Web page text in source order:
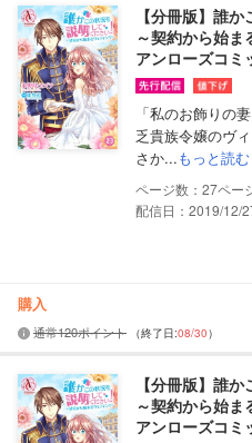
【分冊版】誰
～契約から始ま
アンローズコミ
「私のお飾りの
乏貴族令嬢のヴ
さか...もっと読む
27
配信日：2019/12/
購入
通常120ポイント （終了日:08/30）
【分冊版】誰
～契約から始ま
アンローズコミ